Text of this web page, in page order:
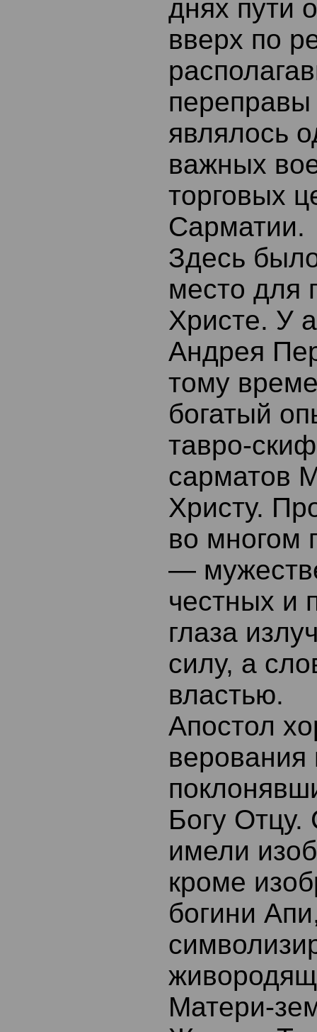
днях пути
вверх по
переправы
являлось
важных
торговых
Сарматии.
Здесь
место для
Христе. У
Андрея
тому
богатый
тавро-
сарматов
Христу.
во многом
—
честных и
глаза
силу, а
властью.
Апостол
верования
Богу
имели
кроме
богини
Матери-